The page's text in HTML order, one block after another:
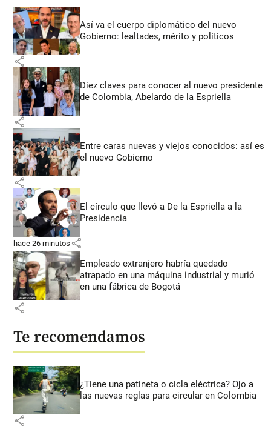
Así va el cuerpo diplomático del nuevo
Gobierno: lealtades, mérito y políticos
share
Diez claves para conocer al nuevo presidente
de Colombia, Abelardo de la Espriella
share
Entre caras nuevas y viejos conocidos: así es
el nuevo Gobierno
share
El círculo que llevó a De la Espriella a la
Presidencia
hace 26 minutos share
Empleado extranjero habría quedado
atrapado en una máquina industrial y murió
en una fábrica de Bogotá
share
Te recomendamos
¿Tiene una patineta o cicla eléctrica? Ojo a
las nuevas reglas para circular en Colombia
share